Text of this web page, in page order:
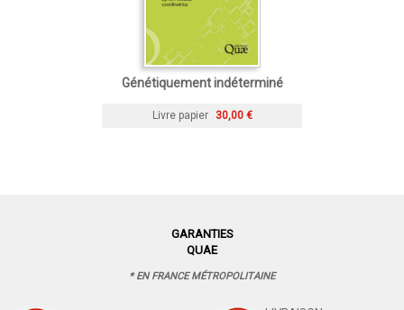
Génétiquement indéterminé
Livre papier 30,00 €
GARANTIES
QUAE
* EN FRANCE MÉTROPOLITAINE